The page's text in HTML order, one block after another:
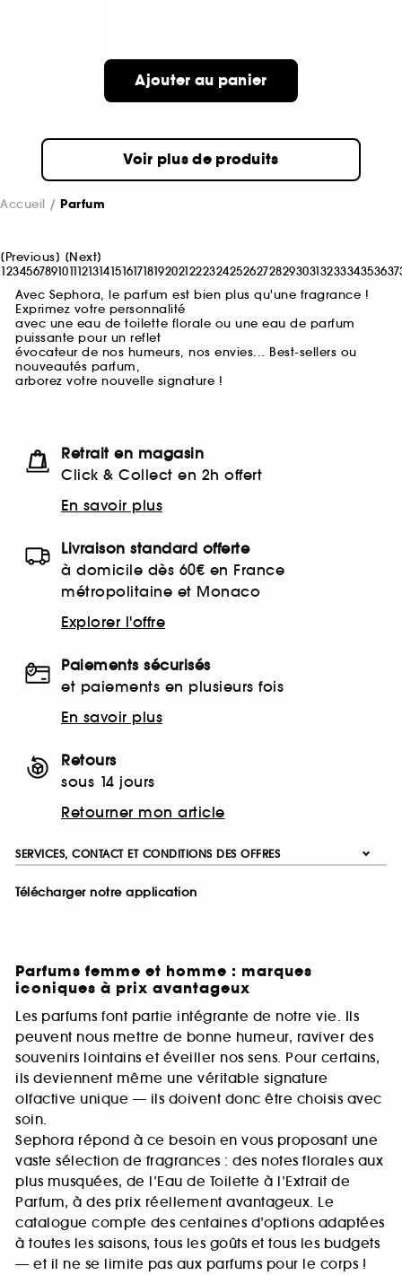
Ajouter au panier
Voir plus de produits
Accueil Parfum
[Previous] [Next]
12345678910111213141516171819202122232425262728293031323334353637
Avec Sephora, le parfum est bien plus qu'une fragrance !
Exprimez votre personnalité
avec une eau de toilette florale ou une eau de parfum
puissante pour un reflet
évocateur de nos humeurs, nos envies... Best-sellers ou
nouveautés parfum,
arborez votre nouvelle signature !
Retrait en magasin
Click & Collect en 2h offert
En savoir plus
Livraison standard offerte
à domicile dès 60€ en France
métropolitaine et Monaco
Explorer l'offre
Paiements sécurisés
et paiements en plusieurs fois
En savoir plus
Retours
sous 14 jours
Retourner mon article
SERVICES, CONTACT ET CONDITIONS DES OFFRES
Télécharger notre application
Parfums femme et homme : marques
iconiques à prix avantageux
Les parfums font partie intégrante de notre vie. Ils
peuvent nous mettre de bonne humeur, raviver des
souvenirs lointains et éveiller nos sens. Pour certains,
ils deviennent même une véritable signature
olfactive unique — ils doivent donc être choisis avec
soin.
Sephora répond à ce besoin en vous proposant une
vaste sélection de fragrances : des notes florales aux
plus musquées, de l’Eau de Toilette à l’Extrait de
Parfum, à des prix réellement avantageux. Le
catalogue compte des centaines d’options adaptées
à toutes les saisons, tous les goûts et tous les budgets
— et il ne se limite pas aux parfums pour le corps !